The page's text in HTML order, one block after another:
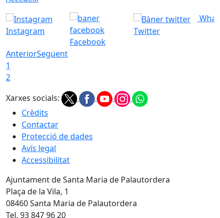
Instagram
Facebook
Twitter
AnteriorSegüent
1
2
Xarxes socials:
Crèdits
Contactar
Protecció de dades
Avís legal
Accessibilitat
Ajuntament de Santa Maria de Palautordera
Plaça de la Vila, 1
08460 Santa Maria de Palautordera
Tel. 93 847 96 20